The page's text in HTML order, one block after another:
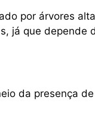
por árvores
já que depende
da presença